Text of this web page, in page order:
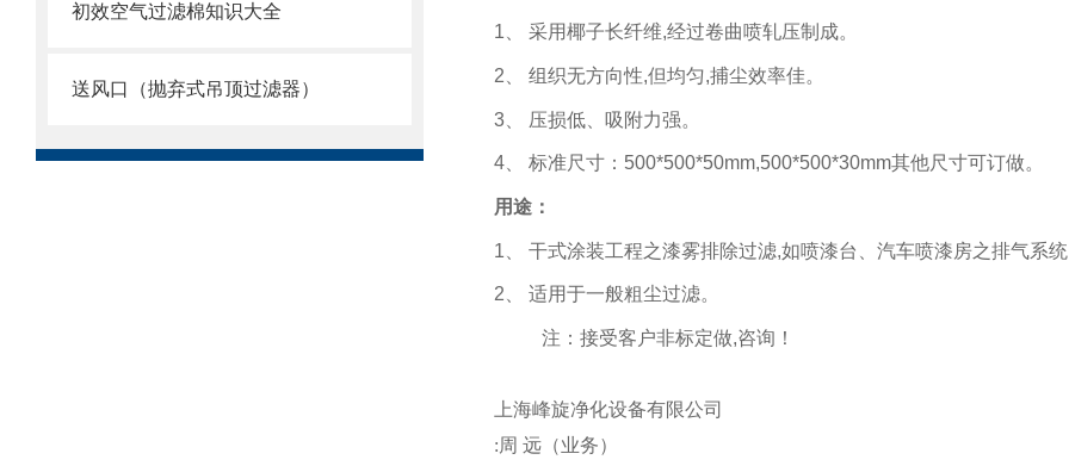
初效空气过滤棉知识大全
送风口（抛弃式吊顶过滤器）
1 、 采用椰子长纤维,经过卷曲喷轧压制成。
2 、 组织无方向性,但均匀,捕尘效率佳。
3 、 压损低、吸附力强。
4 、 标准尺寸： 500*500*50mm,500*500*30mm其他尺寸可订做。
用途：
1 、 干式涂装工程之漆雾排除过滤,如喷漆台、汽车喷漆房之排气系
2 、 适用于一般粗尘过滤。
注：接受客户非标定做,咨询！
上海峰旋净化设备有限公司
:周 远 （业务）